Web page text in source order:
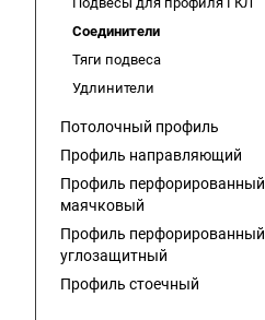
Соединители
Тяги подвеса
Удлинители
Потолочный профиль
Профиль направляющий
Профиль перфорированный
маячковый
Профиль перфорированный
углозащитный
Профиль стоечный